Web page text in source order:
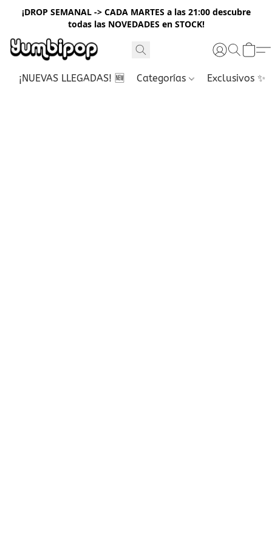
¡DROP SEMANAL -> CADA MARTES a las 21:00 descubre
todas las NOVEDADES en STOCK!
¡NUEVAS LLEGADAS! 🆕 Categorías Exclusivos ✨